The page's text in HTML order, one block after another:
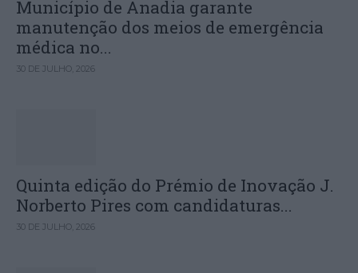
Município de Anadia garante
manutenção dos meios de emergência
médica no...
30 DE JULHO, 2026
Quinta edição do Prémio de Inovação J.
Norberto Pires com candidaturas...
30 DE JULHO, 2026